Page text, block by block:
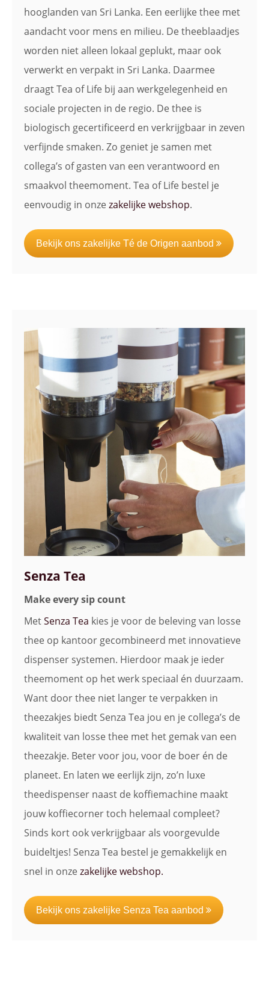
hooglanden van Sri Lanka. Een eerlijke thee met
aandacht voor mens en milieu. De theeblaadjes
worden niet alleen lokaal geplukt, maar ook
verwerkt en verpakt in Sri Lanka. Daarmee
draagt Tea of Life bij aan werkgelegenheid en
sociale projecten in de regio. De thee is
biologisch gecertificeerd en verkrijgbaar in zeven
verfijnde smaken. Zo geniet je samen met
collega’s of gasten van een verantwoord en
smaakvol theemoment. Tea of Life bestel je
eenvoudig in onze zakelijke webshop.
Bekijk ons zakelijke Té de Origen aanbod
Senza Tea
Make every sip count
MetSenza Tea kies je voor de beleving van losse
thee op kantoor gecombineerd met innovatieve
dispenser systemen. Hierdoor maak je ieder
theemoment op het werk speciaal én duurzaam.
Want door thee niet langer te verpakken in
theezakjes biedt Senza Tea jou en je collega’s de
kwaliteit van losse thee met het gemak van een
theezakje. Beter voor jou, voor de boer én de
planeet. En laten we eerlijk zijn, zo’n luxe
theedispenser naast de koffiemachine maakt
jouw koffiecorner toch helemaal compleet?
Sinds kort ook verkrijgbaar als voorgevulde
buideltjes! Senza Tea bestel je gemakkelijk en
snel in onze zakelijke webshop.
Bekijk ons zakelijke Senza Tea aanbod